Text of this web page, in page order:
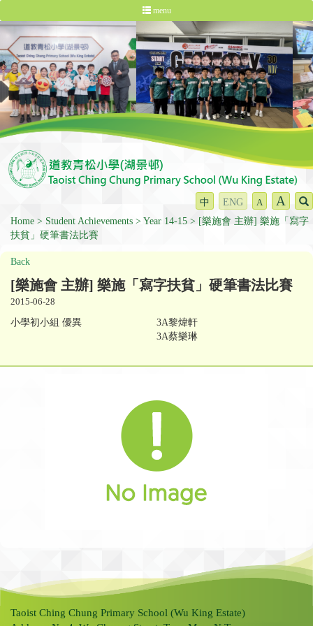
menu
中 ENG A A
Home Student Achievements Year 14-15
[樂施會 主辦] 樂施「寫字
扶貧」硬筆書法比賽
Back
[樂施會 主辦] 樂施「寫字扶貧」硬筆書法比賽
2015-06-28
小學初小組 優異
3A黎煒軒
3A蔡樂琳
Taoist Ching Chung Primary School (Wu King Estate)